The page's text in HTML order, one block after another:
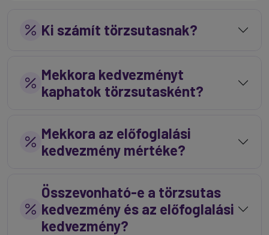
Ki számít törzsutasnak?
Mekkora kedvezményt
kaphatok törzsutasként?
Mekkora az előfoglalási
kedvezmény mértéke?
Összevonható-e a törzsutas
kedvezmény és az előfoglalási
kedvezmény?